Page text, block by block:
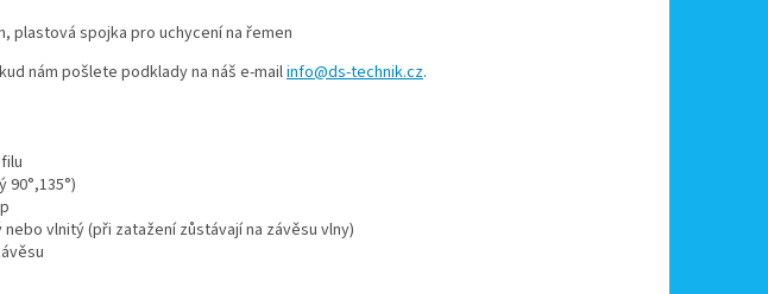
plastová spojka pro uchycení na řemen
nám pošlete podklady na náš e-mailinfo@ds-technik.cz.
vlnitý (při zatažení zůstávají na závěsu vlny)